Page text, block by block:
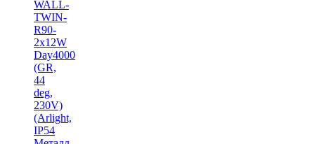
WALL-
TWIN-
R90-
2x12W
Day4000
(GR,
44
deg,
230V)
(Arlight,
IP54